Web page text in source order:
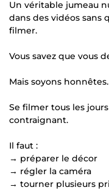
Un véritable jumeau
dans des vidéos sans
filmer.
Vous savez que vous
Mais soyons
Se filmer tous les
contraignant.
Il faut :
→ préparer le décor
→ régler la caméra
→ tourner plusieurs